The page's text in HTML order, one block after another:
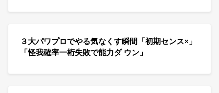
３大パワプロでやる気なくす瞬間「初期センス×」
「怪我確率一桁失敗で能力ダ ウン」